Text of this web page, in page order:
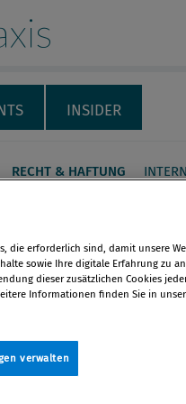
INSIDER
RECHT & HAFTUNG
des
Thema Korruption
dem Aufsichtsrat
die erforderlich sind, damit unsere
sowie Ihre digitale Erfahrung zu
dieser zusätzlichen Cookies
Informationen finden Sie in
verwalten